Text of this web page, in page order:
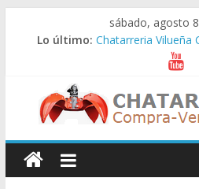
sábado, agosto
Lo último: Chatarreria Vilueña
Chatarreria Zuera
Chatarreria
Chatarreria Zaida
Chatarreria